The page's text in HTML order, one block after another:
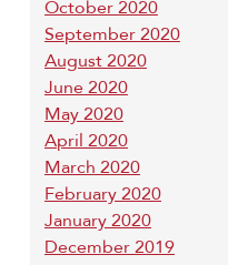
October 2020
September 2020
August 2020
June 2020
May 2020
April 2020
March 2020
February 2020
January 2020
December 2019